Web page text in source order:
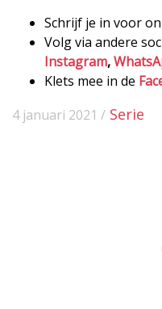
Schrijf je in voor
Volg via andere
Instagram,
Klets mee in de
4 januari 2021 / Serie